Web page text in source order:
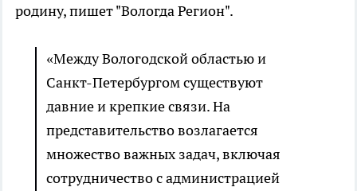
родину, пишет "Вологда Регион".
«Между Вологодской областью и
Санкт-Петербургом существуют
давние и крепкие связи. На
представительство возлагается
множество важных задач, включая
сотрудничество с администрацией